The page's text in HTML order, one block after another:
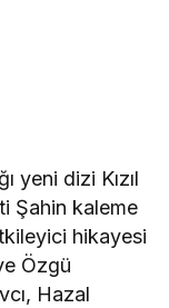
yeni dizi Kızıl
Şahin kaleme
hikayesi
Özgü
Hazal